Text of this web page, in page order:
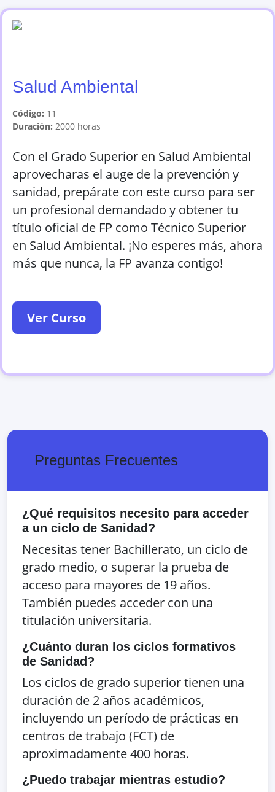
Salud Ambiental
Código: 11
Duración: 2000 horas
Con el Grado Superior en Salud Ambiental
aprovecharas el auge de la prevención y
sanidad, prepárate con este curso para ser
un profesional demandado y obtener tu
título oficial de FP como Técnico Superior
en Salud Ambiental. ¡No esperes más, ahora
más que nunca, la FP avanza contigo!
Ver Curso
Preguntas Frecuentes
¿Qué requisitos necesito para acceder
a un ciclo de Sanidad?
Necesitas tener Bachillerato, un ciclo de
grado medio, o superar la prueba de
acceso para mayores de 19 años.
También puedes acceder con una
titulación universitaria.
¿Cuánto duran los ciclos formativos
de Sanidad?
Los ciclos de grado superior tienen una
duración de 2 años académicos,
incluyendo un período de prácticas en
centros de trabajo (FCT) de
aproximadamente 400 horas.
¿Puedo trabajar mientras estudio?